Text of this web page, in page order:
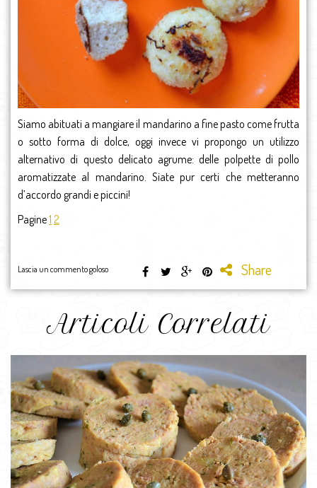
Siamo abituati a mangiare il mandarino a fine pasto come frutta
o sotto forma di dolce, oggi invece vi propongo un utilizzo
alternativo di questo delicato agrume: delle polpette di pollo
aromatizzate al mandarino. Siate pur certi che metteranno
d’accordo grandi e piccini!
Pagine1 2
Lascia un commento goloso Share
Articoli Correlati